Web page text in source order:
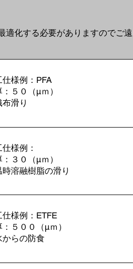
化する必要がありますのでご
仕様例：PFA
：５０
（μｍ）
滑り
様例：
：３０
（μｍ）
時溶融樹脂の滑り
仕様例：ETFE
：５００
（μｍ）
からの防食